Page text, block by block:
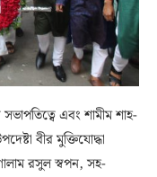
এবং শামীম শাহ-
বীর মুক্তিযোদ্ধা
রসুল স্বপন, সহ-